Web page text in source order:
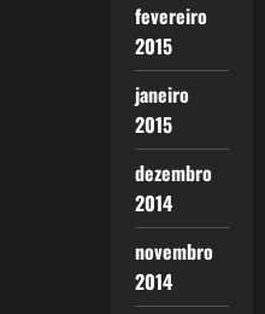
fevereiro
2015
janeiro
2015
dezembro
2014
novembro
2014